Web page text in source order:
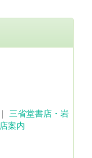
｜ 三省堂書店・岩
案内